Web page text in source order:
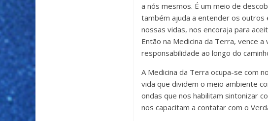
a nós mesmos. É um meio de
também ajuda a entender os outros
nossas vidas, nos encoraja para
Então na Medicina da Terra, vence
responsabilidade ao longo do
A Medicina da Terra ocupa-se com
vida que dividem o meio ambiente
ondas que nos habilitam sintonizar
nos capacitam a contatar com o